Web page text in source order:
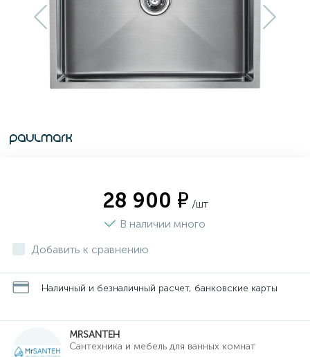
28 900 ₽ /шт
В наличии много
Добавить к сравнению
Наличный и безналичный расчет, банковские карты
MRSANTEH
Cантехника и мебель для ванных комнат